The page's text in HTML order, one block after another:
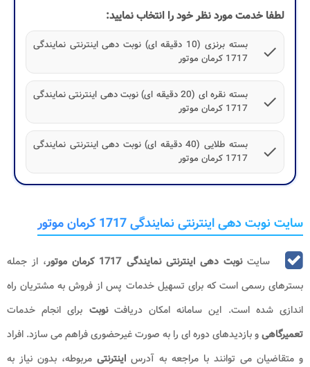
لطفا خدمت مورد نظر خود را انتخاب نمایید:
check
بسته برنزی (10 دقیقه ای) نوبت دهی اینترنتی نمایندگی
1717 کرمان موتور
check
بسته نقره ای (20 دقیقه ای) نوبت دهی اینترنتی نمایندگی
1717 کرمان موتور
check
بسته طلایی (40 دقیقه ای) نوبت دهی اینترنتی نمایندگی
1717 کرمان موتور
سایت نوبت دهی اینترنتی نمایندگی 1717 کرمان موتور
سایتنوبت دهی اینترنتی نمایندگی 1717 کرمان موتور
، از جمله
بسترهای رسمی است که برای تسهیل خدمات پس از فروش به مشتریان راه
اندازی شده است. این سامانه امکان دریافتنوبت برای انجام خدمات
تعمیرگاهیو بازدیدهای دوره ای را به صورت غیرحضوری فراهم می سازد. افراد
و متقاضیان می توانند با مراجعه به آدرس اینترنتی مربوطه، بدون نیاز به